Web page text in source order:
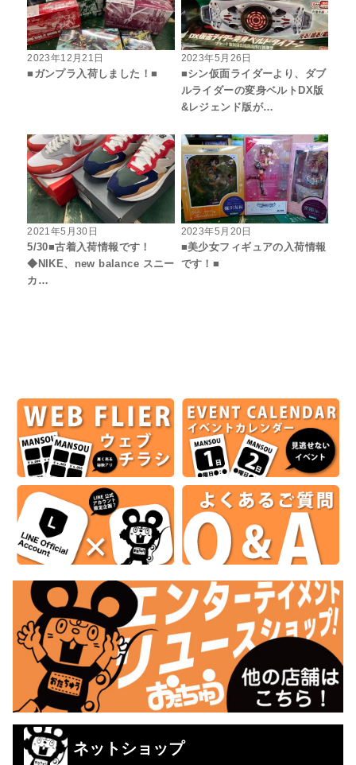
2023年12月21日
■ガンプラ入荷しました！■
2023年5月26日
■シン仮面ライダーより、ダブ
ルライダーの変身ベルトDX版
&レジェンド版が…
2021年5月30日
5/30■古着入荷情報です！
◆NIKE、new balance スニー
カ…
2023年5月20日
■美少女フィギュアの入荷情報
です！■
ネットショップ